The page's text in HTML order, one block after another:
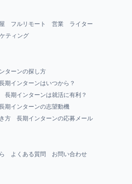
フルリモート 営業
ライター
ティング
ターンの探し方
期インターンはいつから？
長期インターンは就活に有利？
期インターンの志望動機
方
長期インターンの応募メール
よくある質問 お問い合わせ